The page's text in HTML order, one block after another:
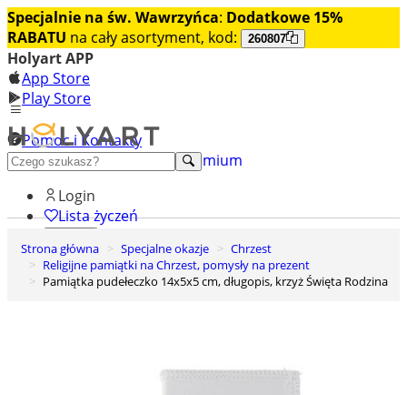
Specjalnie na św. Wawrzyńca: Dodatkowe 15%
RABATU na cały asortyment, kod: 260807
Holyart APP
App Store
Play Store
Pomoc i Kontakty
+48 222 922 860
Odkryj premium
Login
Lista życzeń
0
Koszyk
Strona główna Specjalne okazje
Chrzest
Religijne pamiątki na Chrzest, pomysły na prezent
Pamiątka pudełeczko 14x5x5 cm, długopis, krzyż Święta Rodzina